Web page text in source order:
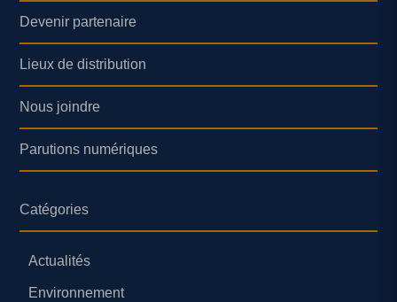
Devenir partenaire
Lieux de distribution
Nous joindre
Parutions numériques
Catégories
Actualités
Environnement